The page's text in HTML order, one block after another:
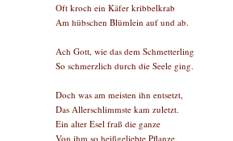
Oft kroch ein Käfer kribbelkrab
Am hübschen Blümlein auf und ab.
Ach Gott, wie das dem Schmetterling
So schmerzlich durch die Seele ging.
Doch was am meisten ihn entsetzt,
Das Allerschlimmste kam zuletzt.
Ein alter Esel fraß die ganze
Von ihm so heißgeliebte Pflanze.